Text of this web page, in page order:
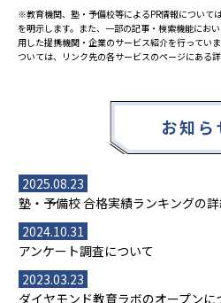
※教育機関、塾・予備校等によるPR情報につい
を明示します。また、一部の記事・検索機能にお
用した提携機関・企業のサービス紹介を行ってい
ついては、リンク先の各サービスのページにある
お知ら
2025.08.23
塾・予備校 合格実績ランキングの
2024.10.31
アンケート調査について
2023.03.23
ダイヤモンド教育ラボのオープンに